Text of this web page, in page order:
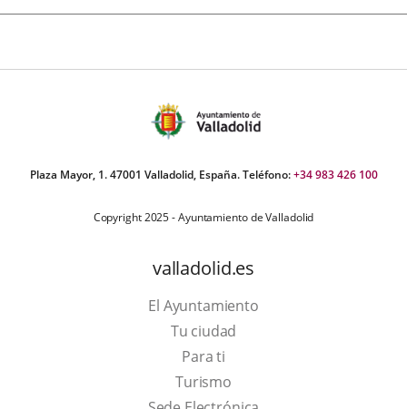
Plaza Mayor, 1. 47001 Valladolid, España. Teléfono:+34 983 426 100
Copyright 2025 - Ayuntamiento de Valladolid
valladolid.es
El Ayuntamiento
Tu ciudad
Para ti
TurismoEste